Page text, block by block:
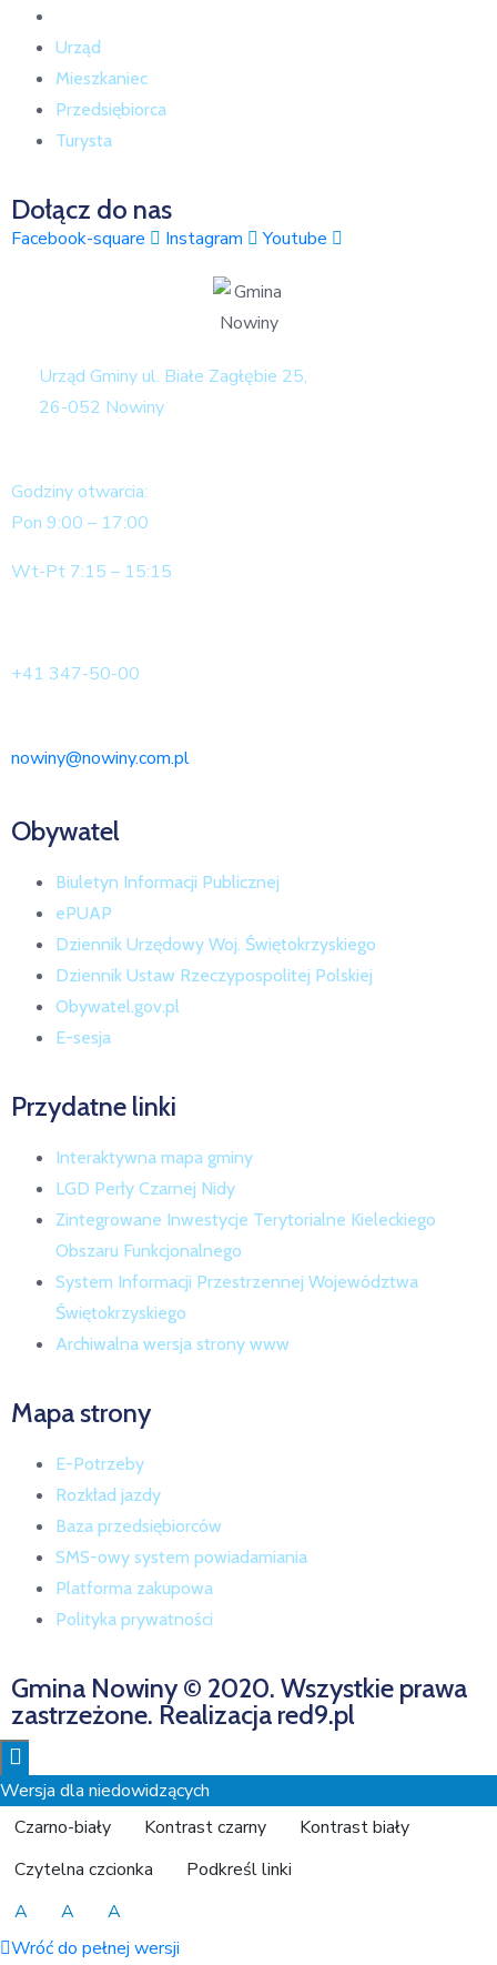
Urząd
Mieszkaniec
Przedsiębiorca
Turysta
Dołącz do nas
Facebook-square Instagram Youtube
Urząd Gminy ul. Białe Zagłębie 25,
26-052 Nowiny
Godziny otwarcia:
Pon 9:00 – 17:00
Wt-Pt 7:15 – 15:15
+41 347-50-00
nowiny@nowiny.com.pl
Obywatel
Biuletyn Informacji Publicznej
ePUAP
Dziennik Urzędowy Woj. Świętokrzyskiego
Dziennik Ustaw Rzeczypospolitej Polskiej
Obywatel.gov.pl
E-sesja
Przydatne linki
Interaktywna mapa gminy
LGD Perły Czarnej Nidy
Zintegrowane Inwestycje Terytorialne Kieleckiego
Obszaru Funkcjonalnego
System Informacji Przestrzennej Województwa
Świętokrzyskiego
Archiwalna wersja strony www
Mapa strony
E-Potrzeby
Rozkład jazdy
Baza przedsiębiorców
SMS-owy system powiadamiania
Platforma zakupowa
Polityka prywatności
Gmina Nowiny © 2020. Wszystkie prawa
zastrzeżone. Realizacja red9.pl
Wersja dla niedowidzących
Czarno-biały
Kontrast czarny
Kontrast biały
Czytelna czcionka
Podkreśl linki
A
A
A
Wróć do pełnej wersji